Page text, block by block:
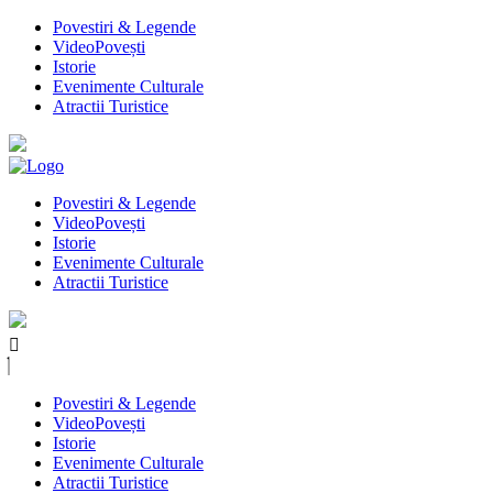
Povestiri & Legende
VideoPovești
Istorie
Evenimente Culturale
Atractii Turistice
Povestiri & Legende
VideoPovești
Istorie
Evenimente Culturale
Atractii Turistice
Povestiri & Legende
VideoPovești
Istorie
Evenimente Culturale
Atractii Turistice